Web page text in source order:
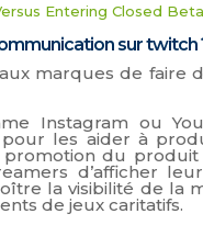
Entering Closed
sur twitch
marques de faire
Instagram ou
les aider à
du
d’afficher
la visibilité de la
de jeux caritatifs.